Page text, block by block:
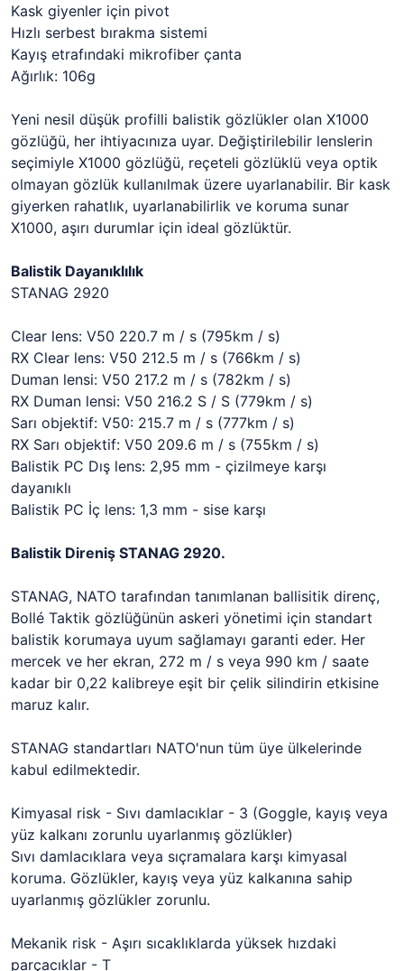
Kask giyenler için pivot
Hızlı serbest bırakma sistemi
Kayış etrafındaki mikrofiber çanta
Ağırlık: 106g
Yeni nesil düşük profilli balistik gözlükler olan X1000
gözlüğü, her ihtiyacınıza uyar. Değiştirilebilir lenslerin
seçimiyle X1000 gözlüğü, reçeteli gözlüklü veya optik
olmayan gözlük kullanılmak üzere uyarlanabilir. Bir kask
giyerken rahatlık, uyarlanabilirlik ve koruma sunar
X1000, aşırı durumlar için ideal gözlüktür.
Balistik Dayanıklılık
STANAG 2920
Clear lens: V50 220.7 m / s (795km / s)
RX Clear lens: V50 212.5 m / s (766km / s)
Duman lensi: V50 217.2 m / s (782km / s)
RX Duman lensi: V50 216.2 S / S (779km / s)
Sarı objektif: V50: 215.7 m / s (777km / s)
RX Sarı objektif: V50 209.6 m / s (755km / s)
Balistik PC Dış lens: 2,95 mm - çizilmeye karşı
dayanıklı
Balistik PC İç lens: 1,3 mm - sise karşı
Balistik Direniş STANAG 2920.
STANAG, NATO tarafından tanımlanan ballisitik direnç,
Bollé Taktik gözlüğünün askeri yönetimi için standart
balistik korumaya uyum sağlamayı garanti eder. Her
mercek ve her ekran, 272 m / s veya 990 km / saate
kadar bir 0,22 kalibreye eşit bir çelik silindirin etkisine
maruz kalır.
STANAG standartları NATO'nun tüm üye ülkelerinde
kabul edilmektedir.
Kimyasal risk - Sıvı damlacıklar - 3 (Goggle, kayış veya
yüz kalkanı zorunlu uyarlanmış gözlükler)
Sıvı damlacıklara veya sıçramalara karşı kimyasal
koruma. Gözlükler, kayış veya yüz kalkanına sahip
uyarlanmış gözlükler zorunlu.
Mekanik risk - Aşırı sıcaklıklarda yüksek hızdaki
parçacıklar - T